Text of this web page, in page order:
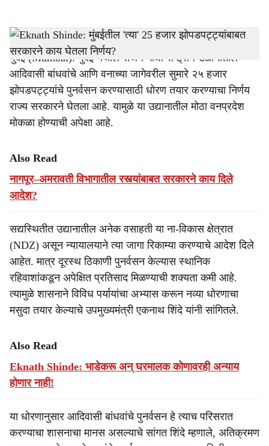
h
a
r
e
eknath shinde-Tendernama
मुंबई (Mumbai): मुंबई येथील संजय गांधी राष्ट्रीय उद्यानातील
आदिवासी बांधवांचे आणि वनाच्या जागेवरील सुमारे २५ हजार
झोपडपट्ट्यांचे पुनर्वसन करण्यासाठी धोरण तयार करण्याचा निर्णय
राज्य सरकारने घेतला आहे. यामुळे या उद्यानातील मोठा वनप्रदेश
मोकळा होण्याची अपेक्षा आहे.
Also Read
नागपूर–अमरावती विभागातील रस्त्यांबाबत सरकारने काय दिले
आदेश?
सद्यस्थितीत उद्यानातील अनेक वसाहती या ना-विकास क्षेत्रात
(NDZ) असून न्यायालयाने त्या जागा रिकाम्या करण्याचे आदेश दिले
आहेत. मात्र दूरस्थ ठिकाणी पुनर्वसन केल्यास स्थानिक
रहिवाशांकडून अपेक्षित प्रतिसाद मिळण्याची शक्यता कमी आहे.
त्यामुळे शासनाने विविध पर्यायांचा अभ्यास करून नव्या धोरणाचा
मसुदा तयार केल्याचे उपमुख्यमंत्री एकनाथ शिंदे यांनी सांगितले.
Also Read
Eknath Shinde: भाडेकरू अन् घरमालक कोणावरही अन्याय
होणार नाही!
या धोरणानुसार आदिवासी बांधवांचे पुनर्वसन हे त्याच परिसरात
करण्याचा शासनाचा मानस असल्याचे सांगत शिंदे म्हणाले, अतिक्रमण